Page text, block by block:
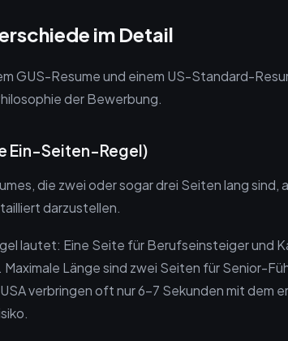
im Detail
GUS-Resume und einem US-Standard-
der Bewerbung.
Ein-Seiten-Regel)
die zwei oder sogar drei Seiten lang sind,
darzustellen.
lautet: Eine Seite für Berufseinsteiger und
Maximale Länge sind zwei Seiten für Senior-
verbringen oft nur 6-7 Sekunden mit dem